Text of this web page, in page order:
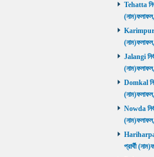
Tehatta
Karimpur
Jalangi
Domkal
Nowda
প্রার্থী